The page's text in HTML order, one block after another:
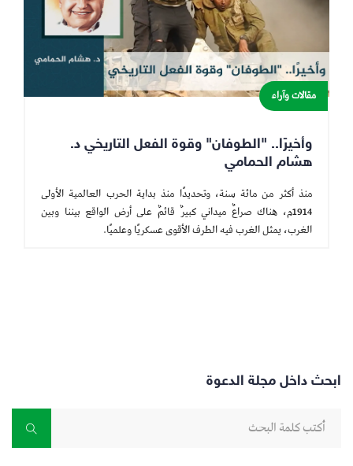
مقالات وآراء
وأخيرًا.. "الطوفان" وقوة الفعل التاريخي د.
هشام الحمامي
منذ أكثر من مائة سنة، وتحديدًا منذ بداية الحرب العالمية الأولى
1914م، هناك صراعٌ ميداني كبيرٌ قائمٌ على أرض الواقع بيننا وبين
الغرب، يمثل الغرب فيه الطرف الأقوى عسكريًا وعلميًا.
ابحث داخل مجلة الدعوة